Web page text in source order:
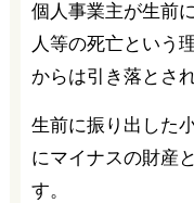
個人事業主が生前
人等の死亡という
からは引き落とさ
生前に振り出した
にマイナスの財産
す。